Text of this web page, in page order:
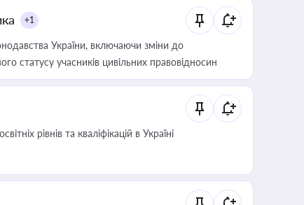
+1
України, включаючи зміни до
статусу учасників цивільних правовідносин
рівнів та кваліфікацій в Україні